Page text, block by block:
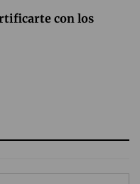
con los